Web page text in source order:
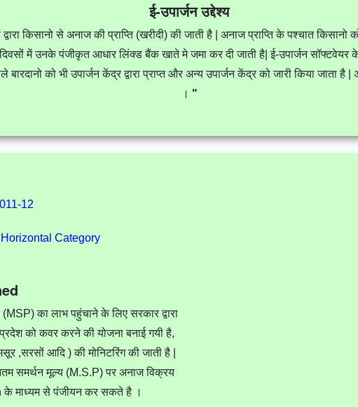
ई-उपार्जन उद्देश्य
किसानो से अनाज की प्राप्ति (खरीदी) की जाती है | अनाज प्राप्ति के पश्चात
दिवसों में उनके पंजीकृत आधार लिंक्ड बैंक खाते मे जमा कर दी जाती है| ई-उपार्जन
को भी उपार्जन केंद्र द्वारा प्राप्त और अन्य उपार्जन केंद्र को जारी किया जाता
। "
12
Category
का लाभ पहुंचाने के लिए सरकार द्वारा
को कवर करने की योजना बनाई गयी है,
,सरसों आदि ) की मोनिटरिंग की जाती है |
समर्थन मूल्य (M.S.P) पर अनाज विक्रय
के माध्यम से पंजीयन कर सकते है ।